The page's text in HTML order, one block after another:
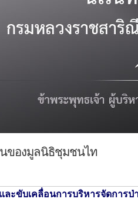
นของมูลนิธิชุมชนไท
ะขับเคลื่อนการบริหารจัดการ